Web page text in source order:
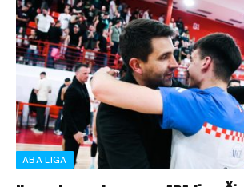
ABA LIGA